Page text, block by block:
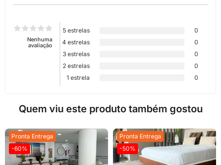
Nenhuma
avaliação
5 estrelas
0
4 estrelas
0
3 estrelas
0
2 estrelas
0
1 estrela
0
Quem viu este produto também gostou
Pronta Entrega
-60%
Pronta Entrega
-50%